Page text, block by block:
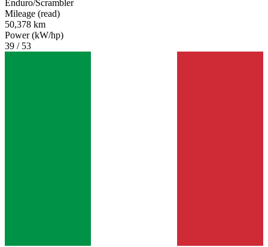
Enduro/Scrambler
Mileage (read)
50,378 km
Power (kW/hp)
39 / 53